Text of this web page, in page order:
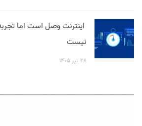
اینترنت وصل است اما
نیست
۲۸ تیر ۱۴۰۵